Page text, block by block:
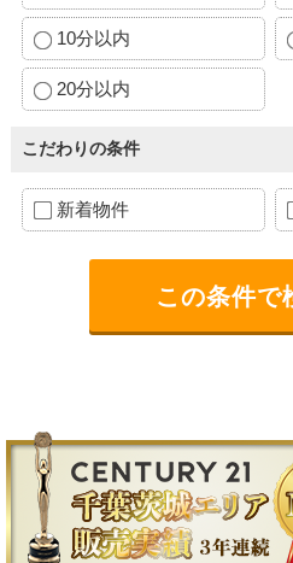
10分以内
20分以内
こだわりの条件
新着物件